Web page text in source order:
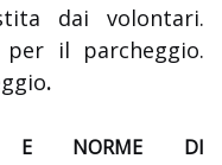
dai volontari.
il parcheggio.
.
E NORME DI